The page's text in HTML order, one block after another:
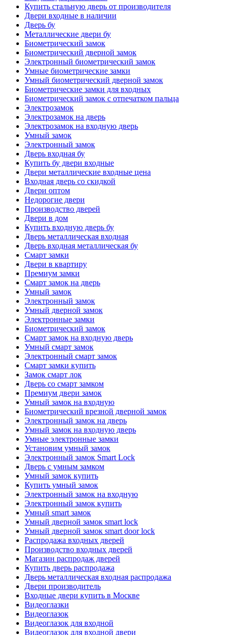
Купить стальную дверь от производителя
Двери входные в наличии
Дверь бу
Металлические двери бу
Биометрический замок
Биометрический дверной замок
Электронный биометрический замок
Умные биометрические замки
Умный биометрический дверной замок
Биометрические замки для входных
Биометрический замок с отпечатком пальца
Электрозамок
Электрозамок на дверь
Электрозамок на входную дверь
Умный замок
Электронный замок
Дверь входная бу
Купить бу двери входные
Двери металлические входные цена
Входная дверь со скидкой
Двери оптом
Недорогие двери
Производство дверей
Двери в дом
Купить входную дверь бу
Дверь металлическая входная
Дверь входная металлическая бу
Смарт замки
Двери в квартиру
Премиум замки
Смарт замок на дверь
Умный замок
Электронный замок
Умный дверной замок
Электронные замки
Биометрический замок
Смарт замок на входную дверь
Умный смарт замок
Электронный смарт замок
Смарт замки купить
Замок смарт лок
Дверь со смарт замком
Премиум двери замок
Умный замок на входную
Биометрический врезной дверной замок
Электронный замок на дверь
Умный замок на входную дверь
Умные электронные замки
Установим умный замок
Электронный замок Smart Lock
Дверь с умным замком
Умный замок купить
Купить умный замок
Электронный замок на входную
Электронный замок купить
Умный smart замок
Умный дверной замок smart lock
Умный дверной замок smart door lock
Распродажа входных дверей
Производство входных дверей
Магазин распродаж дверей
Купить дверь распродажа
Дверь металлическая входная распродажа
Двери производитель
Входные двери купить в Москве
Видеоглазки
Видеоглазок
Видеоглазок для входной
Видеоглазок для входной двери